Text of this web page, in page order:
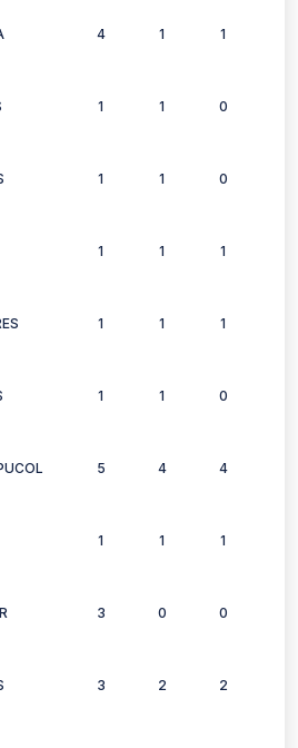
4 1 1
1 1 0
1 1 0
1 1 1
1 1 1
1 1 0
5 4 4
1 1 1
3 0 0
3 2 2